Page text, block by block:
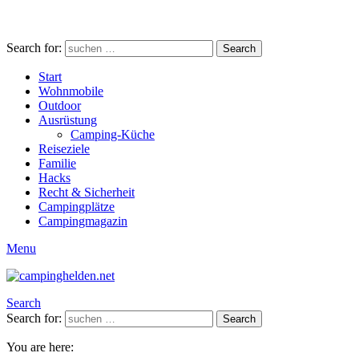
Search for: Search
Start
Wohnmobile
Outdoor
Ausrüstung
Camping-Küche
Reiseziele
Familie
Hacks
Recht & Sicherheit
Campingplätze
Campingmagazin
Menu
Search
Search for:
Search
You are here: